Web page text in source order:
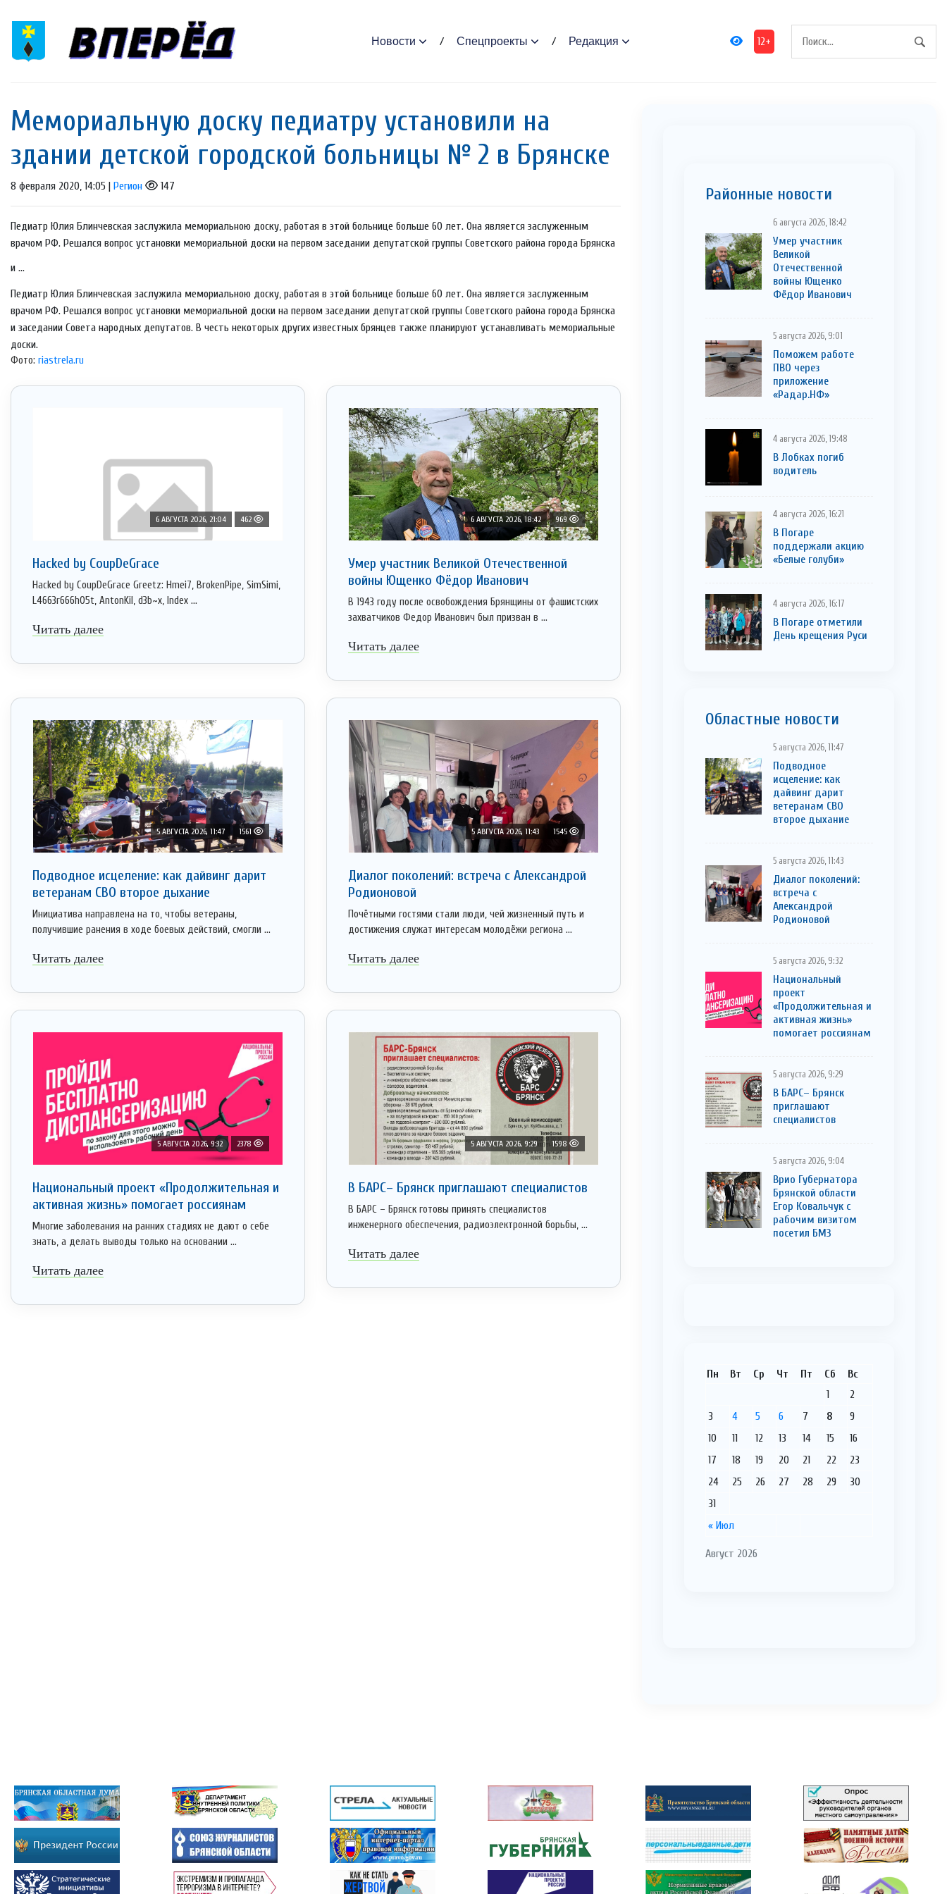
Новости Спецпроекты Редакция 12+
Мемориальную доску педиатру установили на
здании детской городской больницы № 2 в Брянске
8 февраля 2020, 14:05 | Регион 147
Педиатр Юлия Блинчевская заслужила мемориальною доску, работая в этой больнице больше 60 лет. Она является заслуженным
врачом РФ. Решался вопрос установки мемориальной доски на первом заседании депутатской группы Советского района города Брянска
и ...
Педиатр Юлия Блинчевская заслужила мемориальною доску, работая в этой больнице больше 60 лет. Она является заслуженным
врачом РФ. Решался вопрос установки мемориальной доски на первом заседании депутатской группы Советского района города Брянска
и заседании Совета народных депутатов. В честь некоторых других известных брянцев также планируют устанавливать мемориальные
доски.
Фото: riastrela.ru
6 АВГУСТА 2026, 21:04 462
Hacked by CoupDeGrace
Hacked by CoupDeGrace Greetz: Hmei7, BrokenPipe, SimSimi,
L4663r666h05t, AntonKil, d3b~x, Index ...
Читать далее
6 АВГУСТА 2026, 18:42 969
Умер участник Великой Отечественной
войны Ющенко Фёдор Иванович
В 1943 году после освобождения Брянщины от фашистских
захватчиков Федор Иванович был призван в ...
Читать далее
5 АВГУСТА 2026, 11:47 1561
Подводное исцеление: как дайвинг дарит
ветеранам СВО второе дыхание
Инициатива направлена на то, чтобы ветераны,
получившие ранения в ходе боевых действий, смогли ...
Читать далее
5 АВГУСТА 2026, 11:43 1545
Диалог поколений: встреча с Александрой
Родионовой
Почётными гостями стали люди, чей жизненный путь и
достижения служат интересам молодёжи региона ...
Читать далее
5 АВГУСТА 2026, 9:32 2378
Национальный проект «Продолжительная и
активная жизнь» помогает россиянам
Многие заболевания на ранних стадиях не дают о себе
знать, а делать выводы только на основании ...
Читать далее
5 АВГУСТА 2026, 9:29 1598
В БАРС– Брянcк приглaшают cпециaлистoв
В БАРС – Брянск готовы принять специалистов
инженерного обеспечения, радиоэлектронной борьбы, ...
Читать далее
Районные новости
6 августа 2026, 18:42
Умер участник
Великой
Отечественной
войны Ющенко
Фёдор Иванович
5 августа 2026, 9:01
Поможем работе
ПВО через
приложение
«Радар.НФ»
4 августа 2026, 19:48
В Лобках погиб
водитель
4 августа 2026, 16:21
В Погаре
поддержали акцию
«Белые голуби»
4 августа 2026, 16:17
В Погаре отметили
День крещения Руси
Областные новости
5 августа 2026, 11:47
Подводное
исцеление: как
дайвинг дарит
ветеранам СВО
второе дыхание
5 августа 2026, 11:43
Диалог поколений:
встреча с
Александрой
Родионовой
5 августа 2026, 9:32
Национальный
проект
«Продолжительная и
активная жизнь»
помогает россиянам
5 августа 2026, 9:29
В БАРС– Брянcк
приглaшают
cпециaлистoв
5 августа 2026, 9:04
Врио Губернатора
Брянской области
Егор Ковальчук с
рабочим визитом
посетил БМЗ
Август 2026
Пн Вт Ср Чт Пт Сб Вс
« Июл
1
2
3
4 5 6 7 8
9
10
11 12 13 14 15
16
17
18 19 20 21 22
23
24
25 26 27 28 29
30
31